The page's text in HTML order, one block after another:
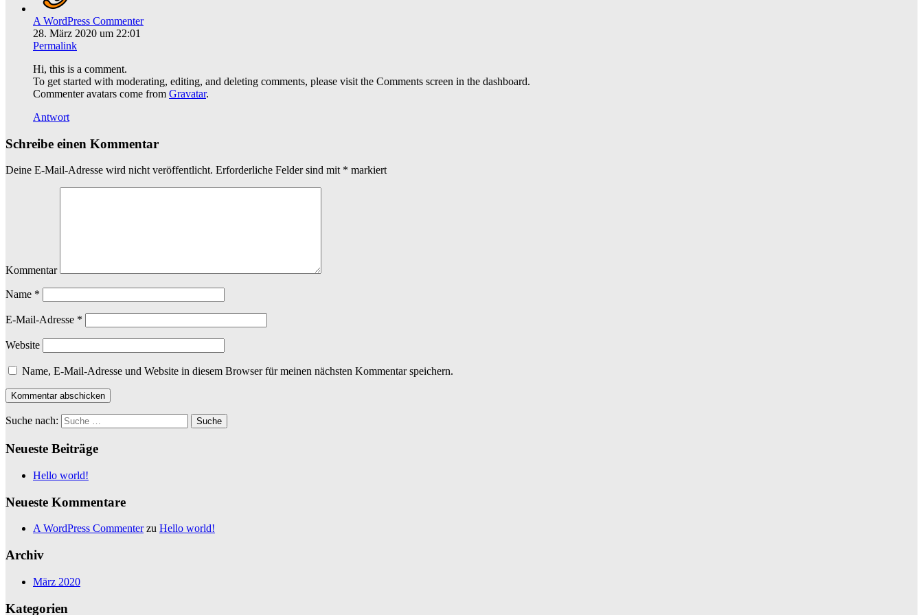
A WordPress Commenter
28. März 2020 um 22:01
Permalink
Hi, this is a comment.
To get started with moderating, editing, and deleting comments, please visit the Comments screen in the dashboard.
Commenter avatars come from Gravatar.
Antwort
Schreibe einen Kommentar
Deine E-Mail-Adresse wird nicht veröffentlicht. Erforderliche Felder sind mit * markiert
Kommentar
Name *
E-Mail-Adresse *
Website
Name, E-Mail-Adresse und Website in diesem Browser für meinen nächsten Kommentar speichern.
Suche nach:
Neueste Beiträge
Hello world!
Neueste Kommentare
A WordPress Commenterzu Hello world!
Archiv
März 2020
Kategorien